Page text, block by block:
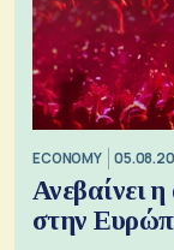
ECONOMY
Ανεβαίνει
στην